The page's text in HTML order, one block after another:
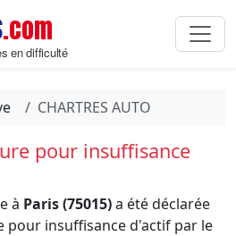
.com
en difficulté
CHARTRES AUTO
pour insuffisance
à Paris (75015)a été déclarée
pour insuffisance d'actif par le